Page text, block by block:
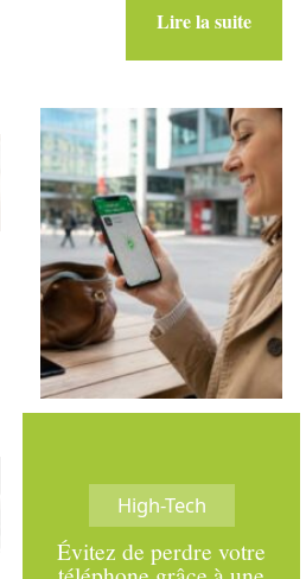
Lire la suite
High-Tech
Évitez de perdre votre